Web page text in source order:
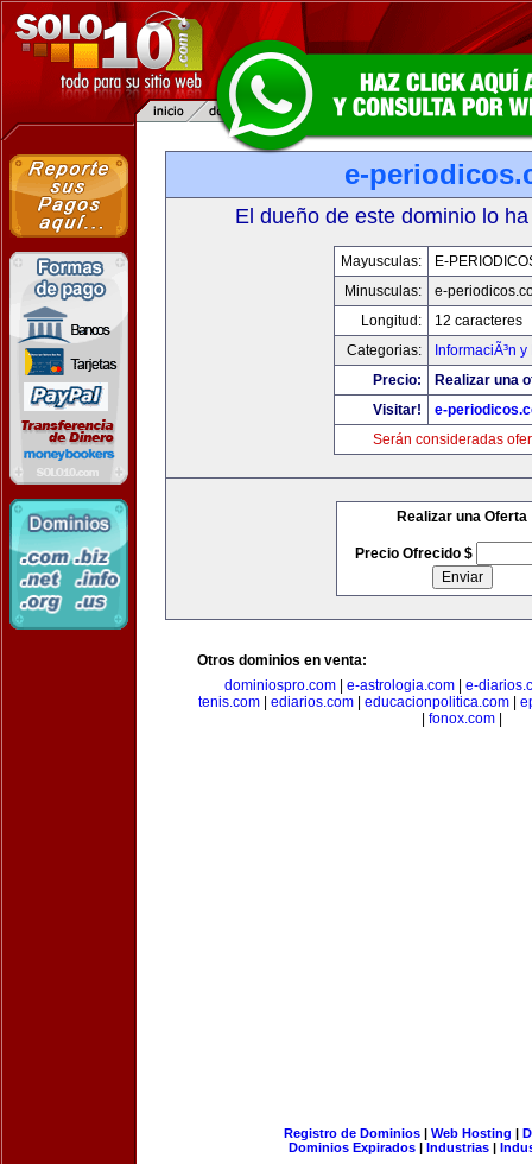
e-
El dueño de este dominio lo
Mayusculas:
E-
Minusculas:
e-
Longitud:
12 caracteres
Categorias:
InformaciÃ³n
Precio:
Realizar una
Visitar!
e-
Serán consideradas
Realizar una Oferta
Precio Ofrecido $
Otros dominios en venta:
dominiospro.com
e-astrologia.com
e-
tenis.com
ediarios.com educacionpolitica.com
fonox.com
Registro de Dominios| Web Hosting |
Dominios Expirados | Industrias |